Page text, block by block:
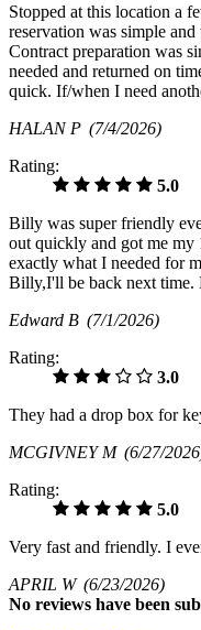
Stopped at this location a
reservation was simple
Contract preparation was
needed and returned on
quick. If/when I need
HALAN P (7/4/2026)
Rating:
5.0
Billy was super friendly
out quickly and got me my
exactly what I needed for
Billy,I'll be back next time.
Edward B (7/1/2026)
Rating:
3.0
They had a drop box for
MCGIVNEY M (6/27/
Rating:
5.0
Very fast and friendly. I
APRIL W (6/23/2026)
No reviews have been